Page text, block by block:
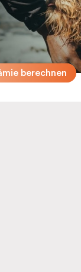
berechnen